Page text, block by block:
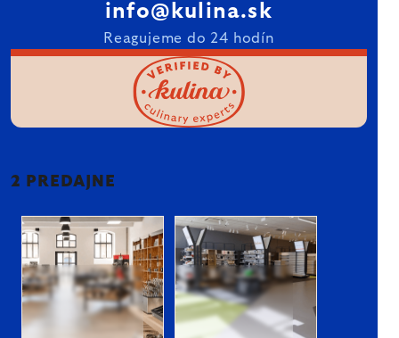
info@kulina.sk
Reagujeme do 24 hodín
2 PREDAJNE